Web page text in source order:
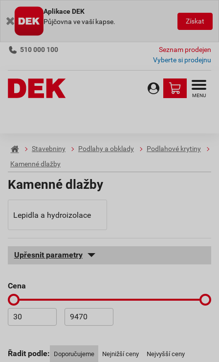
Aplikace DEK
Půjčovna ve vaší kapse.
Získat
510 000 100
Seznam prodejen
Vyberte si prodejnu
MENU
Stavebniny Podlahy a obklady
Podlahové krytiny
Kamenné dlažby
Kamenné dlažby
Lepidla a hydroizolace
Upřesnit parametry
cena
Řadit podle: Doporučujeme Nejnižší ceny Nejvyšší ceny